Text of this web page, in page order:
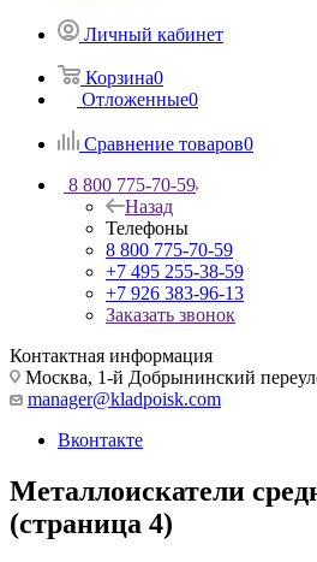
Личный кабинет
Корзина0
Отложенные0
Сравнение товаров0
8 800 775-70-59
Назад
Телефоны
8 800 775-70-59
+7 495 255-38-59
+7 926 383-96-13
Заказать звонок
Контактная информация
Москва, 1-й Добрынинский
manager@kladpoisk.com
Вконтакте
Металлоискатели
(страница 4)